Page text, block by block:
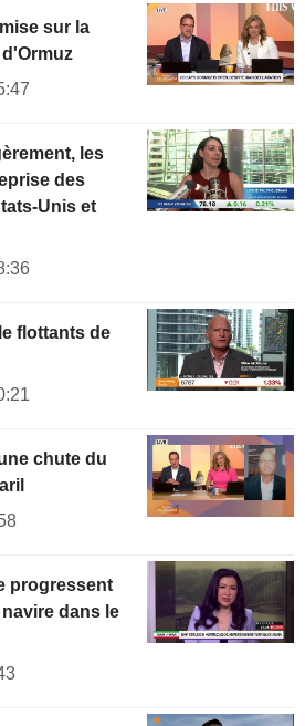
sur la
les
des
Unis et
flottants de
chute du
progressent
dans le